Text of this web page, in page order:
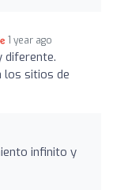
1 year ago
diferente.
los sitios de
infinito y